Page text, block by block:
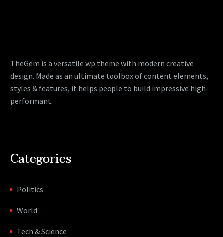
TheGem is a versatile wp theme with modern creative
design. Made as an ultimate toolbox of content elements,
styles & features, it helps people to build impressive high-
performant.
Categories
Politics
World
Tech & Science